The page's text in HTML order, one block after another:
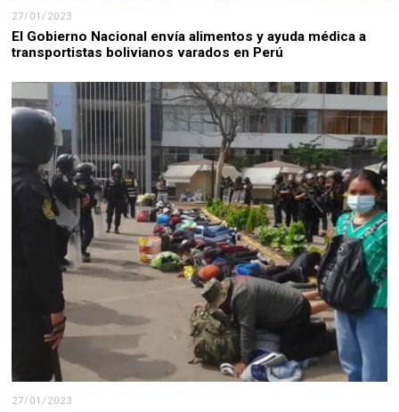
27/01/2023
El Gobierno Nacional envía alimentos y ayuda médica a
transportistas bolivianos varados en Perú
27/01/2023